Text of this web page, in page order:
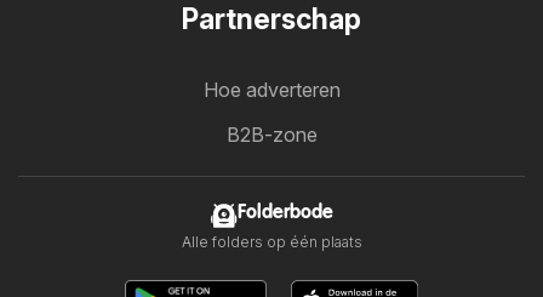
Partnerschap
Hoe adverteren
B2B-zone
Folderbode
Alle folders op één plaats